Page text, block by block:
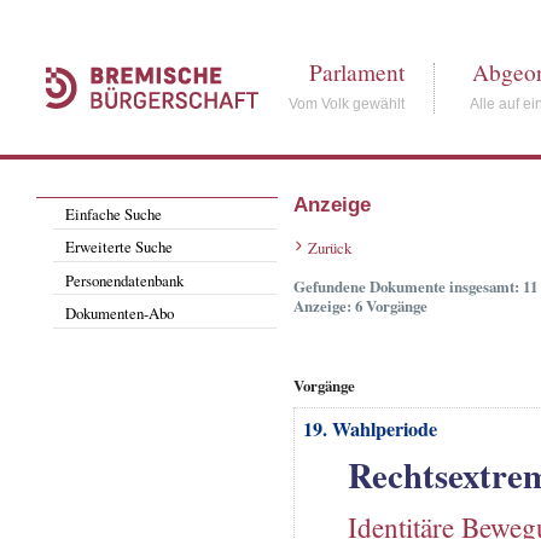
Parlament
Vom Volk gewählt Alle auf
Einfache Suche
Erweiterte Suche
Personendatenbank
Dokumenten-Abo
Anzeige
Zurück
Gefundene Dokumente insgesamt: 11
Anzeige: 6 Vorgänge
Vorgänge
19. Wahlperiode
Identitäre